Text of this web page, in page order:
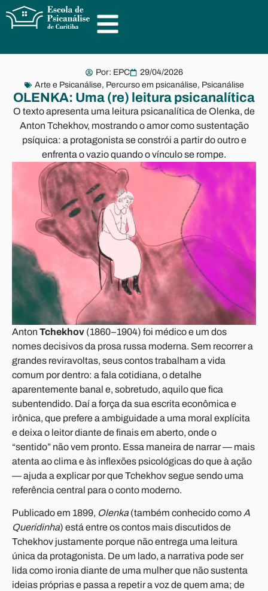
Por: EPC
29/04/2026
Arte e Psicanálise, Percurso em psicanálise, Psicanálise
OLENKA: Uma (re) leitura psicanalítica
O texto apresenta uma leitura psicanalítica de Olenka, de
Anton Tchekhov, mostrando o amor como sustentação
psíquica: a protagonista se constrói a partir do outro e
enfrenta o vazio quando o vínculo se rompe.
Anton Tchekhov (1860–1904) foi médico e um dos
nomes decisivos da prosa russa moderna. Sem recorrer a
grandes reviravoltas, seus contos trabalham a vida
comum por dentro: a fala cotidiana, o detalhe
aparentemente banal e, sobretudo, aquilo que fica
subentendido. Daí a força da sua escrita econômica e
irônica, que prefere a ambiguidade a uma moral explícita
e deixa o leitor diante de finais em aberto, onde o
“sentido” não vem pronto. Essa maneira de narrar — mais
atenta ao clima e às inflexões psicológicas do que à ação
— ajuda a explicar por que Tchekhov segue sendo uma
referência central para o conto moderno.
Publicado em 1899, Olenka (também conhecido como A
Queridinha) está entre os contos mais discutidos de
Tchekhov justamente porque não entrega uma leitura
única da protagonista. De um lado, a narrativa pode ser
lida como ironia diante de uma mulher que não sustenta
ideias próprias e passa a repetir a voz de quem ama; de